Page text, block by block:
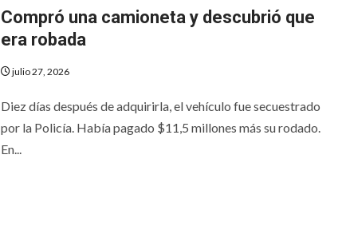
Compró una camioneta y descubrió que
era robada
julio 27, 2026
Diez días después de adquirirla, el vehículo fue secuestrado
por la Policía. Había pagado $11,5 millones más su rodado.
En...